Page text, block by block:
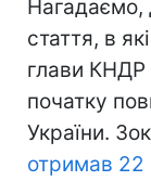
Нагадаємо,
стаття, в
глави КНДР
початку
України.
отримав 22